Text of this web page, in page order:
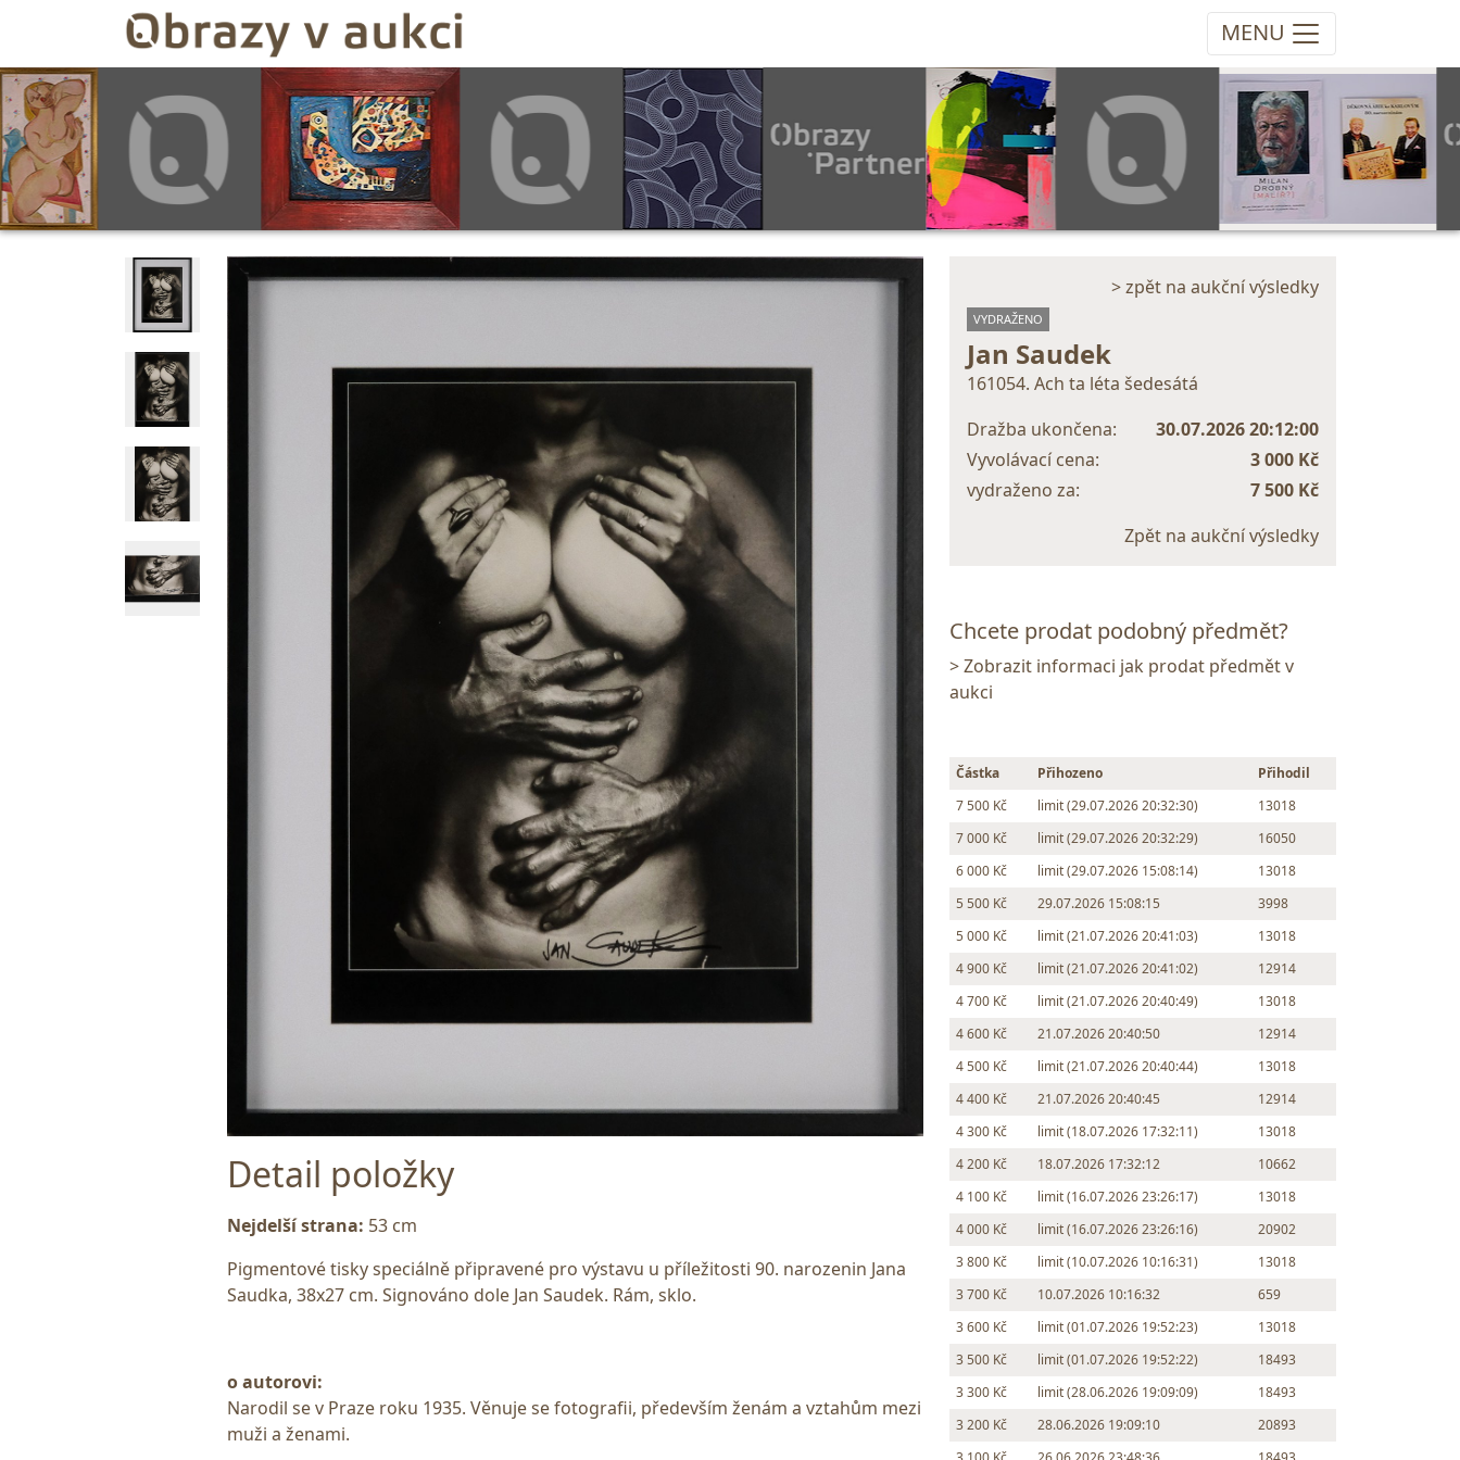
MENU
Detail položky
Nejdelší strana: 53 cm
Pigmentové tisky speciálně připravené pro výstavu u příležitosti 90. narozenin Jana
Saudka, 38x27 cm. Signováno dole Jan Saudek. Rám, sklo.
o autorovi:
Narodil se v Praze roku 1935. Věnuje se fotografii, především ženám a vztahům mezi
muži a ženami.
> zpět na aukční výsledky
VYDRAŽENO
Jan Saudek
161054. Ach ta léta šedesátá
Dražba ukončena:
30.07.2026 20:12:00
Vyvolávací cena:
3 000 Kč
vydraženo za:
7 500 Kč
Zpět na aukční výsledky
Chcete prodat podobný předmět?
> Zobrazit informaci jak prodat předmět v
aukci
Částka Přihozeno
Přihodil
7 500 Kč
limit (29.07.2026 20:32:30)
13018
7 000 Kč
limit (29.07.2026 20:32:29)
16050
6 000 Kč
limit (29.07.2026 15:08:14)
13018
5 500 Kč
29.07.2026 15:08:15
3998
5 000 Kč
limit (21.07.2026 20:41:03)
13018
4 900 Kč
limit (21.07.2026 20:41:02)
12914
4 700 Kč
limit (21.07.2026 20:40:49)
13018
4 600 Kč
21.07.2026 20:40:50
12914
4 500 Kč
limit (21.07.2026 20:40:44)
13018
4 400 Kč
21.07.2026 20:40:45
12914
4 300 Kč
limit (18.07.2026 17:32:11)
13018
4 200 Kč
18.07.2026 17:32:12
10662
4 100 Kč
limit (16.07.2026 23:26:17)
13018
4 000 Kč
limit (16.07.2026 23:26:16)
20902
3 800 Kč
limit (10.07.2026 10:16:31)
13018
3 700 Kč
10.07.2026 10:16:32
659
3 600 Kč
limit (01.07.2026 19:52:23)
13018
3 500 Kč
limit (01.07.2026 19:52:22)
18493
3 300 Kč
limit (28.06.2026 19:09:09)
18493
3 200 Kč
28.06.2026 19:09:10
20893